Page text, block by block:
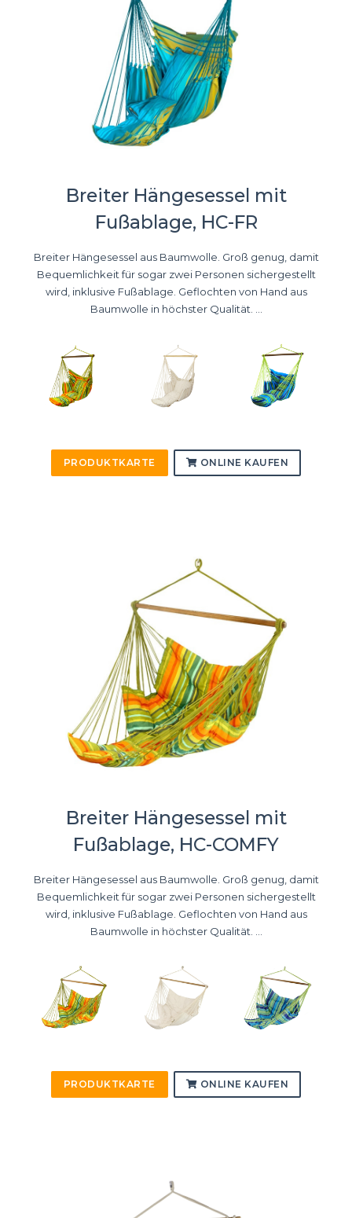
Breiter Hängesessel mit
Fußablage, HC-FR
Breiter Hängesessel aus Baumwolle. Groß genug, damit
Bequemlichkeit für sogar zwei Personen sichergestellt
wird, inklusive Fußablage. Geflochten von Hand aus
Baumwolle in höchster Qualität. ...
PRODUKTKARTE ONLINE KAUFEN
Breiter Hängesessel mit
Fußablage, HC-COMFY
Breiter Hängesessel aus Baumwolle. Groß genug, damit
Bequemlichkeit für sogar zwei Personen sichergestellt
wird, inklusive Fußablage. Geflochten von Hand aus
Baumwolle in höchster Qualität. ...
PRODUKTKARTE ONLINE KAUFEN